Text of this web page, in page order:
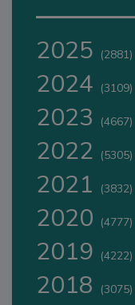
2025 (2881)
2024 (3109)
2023 (4667)
2022 (5305)
2021 (3832)
2020 (4777)
2019 (4222)
2018 (3075)